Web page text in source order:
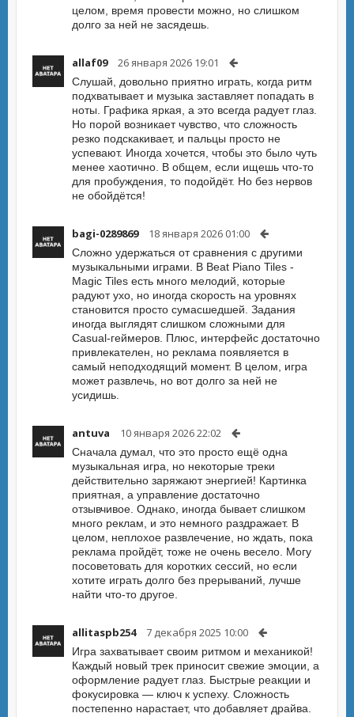
целом, время провести можно, но слишком
долго за ней не засядешь.
allaf09 26 января 2026 19:01
Слушай, довольно приятно играть, когда ритм
подхватывает и музыка заставляет попадать в
ноты. Графика яркая, а это всегда радует глаз.
Но порой возникает чувство, что сложность
резко подскакивает, и пальцы просто не
успевают. Иногда хочется, чтобы это было чуть
менее хаотично. В общем, если ищешь что-то
для пробуждения, то подойдёт. Но без нервов
не обойдётся!
bagi-0289869 18 января 2026 01:00
Сложно удержаться от сравнения с другими
музыкальными играми. В Beat Piano Tiles -
Magic Tiles есть много мелодий, которые
радуют ухо, но иногда скорость на уровнях
становится просто сумасшедшей. Задания
иногда выглядят слишком сложными для
Casual-геймеров. Плюс, интерфейс достаточно
привлекателен, но реклама появляется в
самый неподходящий момент. В целом, игра
может развлечь, но вот долго за ней не
усидишь.
antuva 10 января 2026 22:02
Сначала думал, что это просто ещё одна
музыкальная игра, но некоторые треки
действительно заряжают энергией! Картинка
приятная, а управление достаточно
отзывчивое. Однако, иногда бывает слишком
много реклам, и это немного раздражает. В
целом, неплохое развлечение, но ждать, пока
реклама пройдёт, тоже не очень весело. Могу
посоветовать для коротких сессий, но если
хотите играть долго без прерываний, лучше
найти что-то другое.
allitaspb254 7 декабря 2025 10:00
Игра захватывает своим ритмом и механикой!
Каждый новый трек приносит свежие эмоции, а
оформление радует глаз. Быстрые реакции и
фокусировка — ключ к успеху. Сложность
постепенно нарастает, что добавляет драйва.